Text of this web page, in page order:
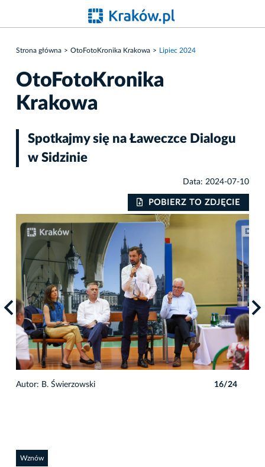
Strona główna OtoFotoKronika Krakowa Lipiec 2024
OtoFotoKronika
Krakowa
Spotkajmy się na Ławeczce Dialogu
w Sidzinie
Data: 2024-07-10
POBIERZ TO ZDJĘCIE
Autor: B. Świerzowski 16/24
Wznów